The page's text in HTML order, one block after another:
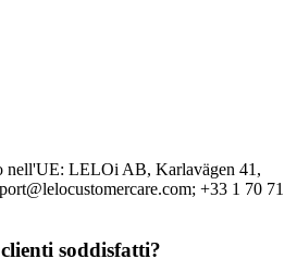
nell'UE: LELOi AB, Karlavägen 41 ,
+33 1 70 71
soddisfatti?